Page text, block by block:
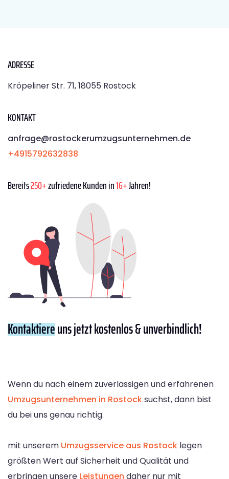
ADRESSE
Kröpeliner Str. 71, 18055 Rostock
KONTAKT
anfrage@rostockerumzugsunternehmen.de
+4915792632838
Bereits250+zufriedene Kunden in16+Jahren!
Kontaktiereuns jetzt kostenlos & unverbindlich!
Wenn du nach einem zuverlässigen und erfahrenen
Umzugsunternehmen in Rostocksuchst, dann bist
du bei uns genau richtig.
mit unserem Umzugsservice aus Rostock legen
größten Wert auf Sicherheit und Qualität und
erbringen unsere Leistungen daher nur mit